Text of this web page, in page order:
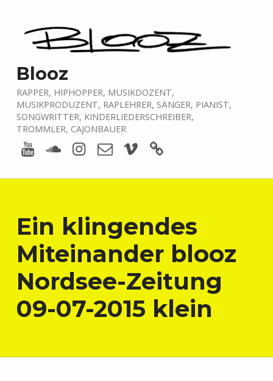
Blooz
RAPPER, HIPHOPPER, MUSIKDOZENT,
MUSIKPRODUZENT, RAPLEHRER, SÄNGER, PIANIST,
SONGWRITTER, KINDERLIEDERSCHREIBER,
TROMMLER, CAJONBAUER
Youtube
Soundcloud
Instagram
E-MailVimeo
Ein klingendes
Miteinander blooz
Nordsee-Zeitung
09-07-2015 klein